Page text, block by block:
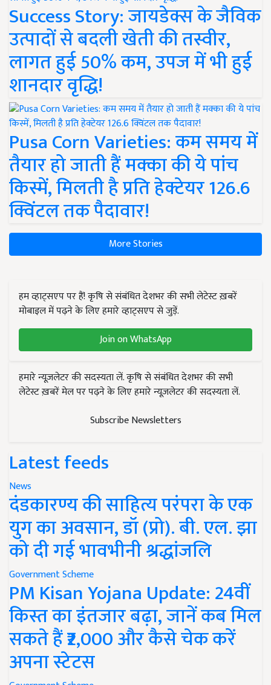
Success Story: जायडेक्स के जैविक
उत्पादों से बदली खेती की तस्वीर,
लागत हुई 50% कम, उपज में भी हुई
शानदार वृद्धि!
Pusa Corn Varieties: कम समय में
तैयार हो जाती हैं मक्का की ये पांच
किस्में, मिलती है प्रति हेक्टेयर 126.6
क्विंटल तक पैदावार!
More Stories
हम व्हाट्सएप पर हैं! कृषि से संबंधित देशभर की सभी लेटेस्ट ख़बरें
मोबाइल में पढ़ने के लिए हमारे व्हाट्सएप से जुड़ें.
Join on WhatsApp
हमारे न्यूज़लेटर की सदस्यता लें. कृषि से संबंधित देशभर की सभी
लेटेस्ट ख़बरें मेल पर पढ़ने के लिए हमारे न्यूज़लेटर की सदस्यता लें.
Subscribe Newsletters
Latest feeds
News
दंडकारण्य की साहित्य परंपरा के एक
युग का अवसान, डॉ (प्रो). बी. एल. झा
को दी गई भावभीनी श्रद्धांजलि
Government Scheme
PM Kisan Yojana Update: 24वीं
किस्त का इंतजार बढ़ा, जानें कब मिल
सकते हैं ₹2,000 और कैसे चेक करें
अपना स्टेटस